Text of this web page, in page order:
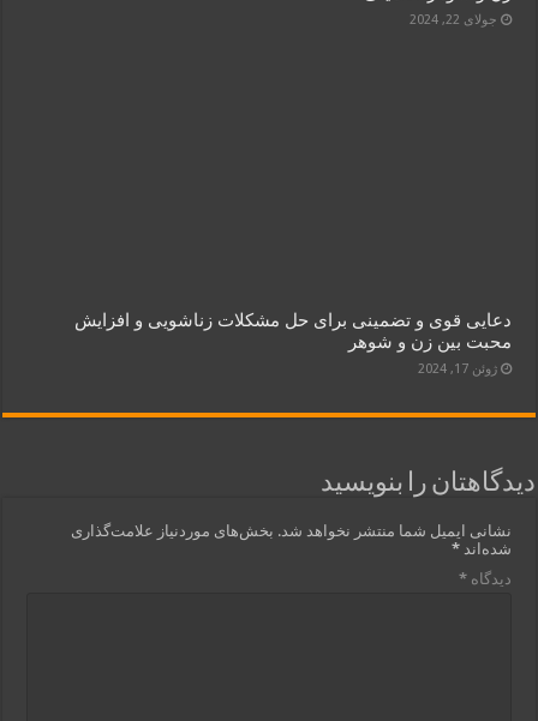
جولای 22, 2024
دعایی قوی و تضمینی برای حل مشکلات زناشویی و افزایش
محبت بین زن و شوهر
ژوئن 17, 2024
دیدگاهتان را بنویسید
نشانی ایمیل شما منتشر نخواهد شد. بخش‌های موردنیاز علامت‌گذاری
شده‌اند*
دیدگاه*